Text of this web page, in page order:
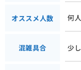
オススメ人数 何
混雑具合 少